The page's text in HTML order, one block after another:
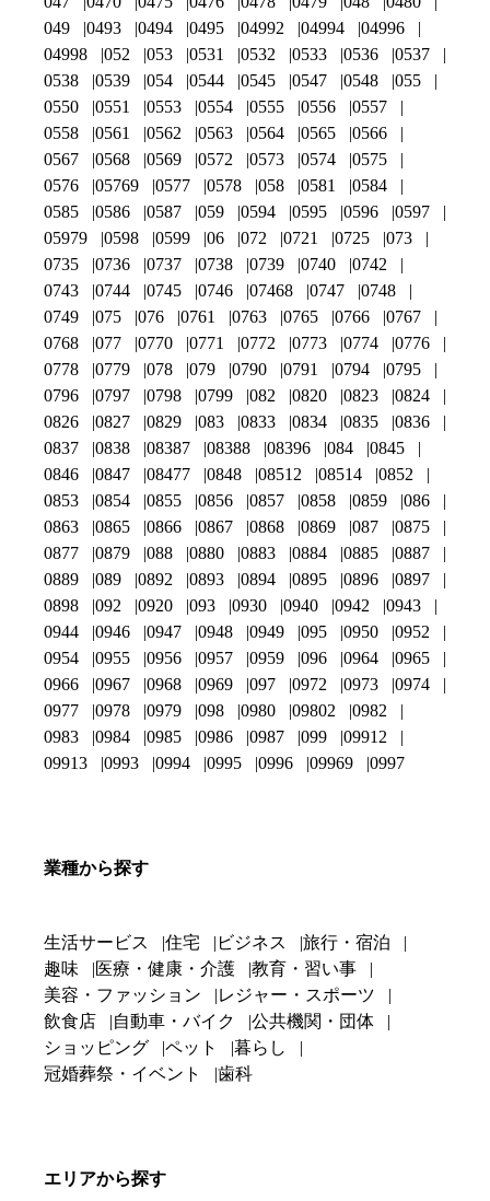
049
0493 0494 0495 04992 04994
04996
04998
052 053 0531 0532 0533 0536
0537
0538
0539 054 0544 0545 0547 0548
055
0550
0551 0553 0554 0555 0556
0557
0558
0561 0562 0563 0564 0565
0566
0567
0568 0569 0572 0573 0574
0575
0576
05769 0577 0578 058 0581
0584
0585
0586 0587 059 0594 0595 0596
0597
05979
0598 0599 06 072 0721 0725
073
0735
0736 0737 0738 0739 0740
0742
0743
0744 0745 0746 07468 0747
0748
0749
075 076 0761 0763 0765 0766
0767
0768
077 0770 0771 0772 0773 0774
0776
0778
0779 078 079 0790 0791 0794
0795
0796
0797 0798 0799 082 0820 0823
0824
0826
0827 0829 083 0833 0834 0835
0836
0837
0838 08387 08388 08396 084
0845
0846
0847 08477 0848 08512 08514
0852
0853
0854 0855 0856 0857 0858 0859
086
0863
0865 0866 0867 0868 0869 087
0875
0877
0879 088 0880 0883 0884 0885
0887
0889
089 0892 0893 0894 0895 0896
0897
0898
092 0920 093 0930 0940 0942
0943
0944
0946 0947 0948 0949 095 0950
0952
0954
0955 0956 0957 0959 096 0964
0965
0966
0967 0968 0969 097 0972 0973
0974
0977
0978 0979 098 0980 09802
0982
0983
0984 0985 0986 0987 099
09912
09913
0993 0994 0995 0996 09969 0997
業種から探す
生活サービス 住宅 ビジネス
旅行・宿泊
趣味
医療・健康・介護
教育・習い事
美容・ファッション
レジャー・スポーツ
飲食店
自動車・バイク
公共機関・団体
ショッピング
ペット
暮らし
冠婚葬祭・イベント
歯科
エリアから探す